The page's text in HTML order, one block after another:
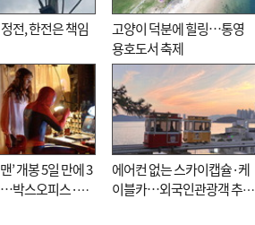
전, 한전은 책임
고양이 덕분에 힐링…통영
용호도서 축제
’ 개봉 5일 만에 3
박스오피스·예
에어컨 없는 스카이캡슐·케
이블카…외국인관광객 추억